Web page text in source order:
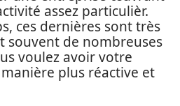
assez particulièr.
ces dernières sont très
souvent de nombreuses
voulez avoir votre
plus réactive et